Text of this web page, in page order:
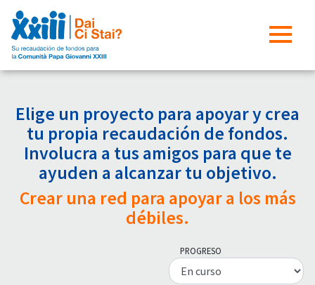
Elige un proyecto para apoyar y crea
tu propia recaudación de fondos.
Involucra a tus amigos para que te
ayuden a alcanzar tu objetivo.
Crear una red para apoyar a los más
débiles.
PROGRESO